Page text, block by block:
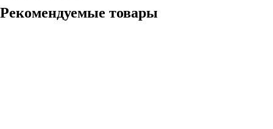
Рекомендуемые товары